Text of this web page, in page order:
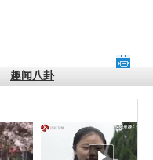
趣闻八卦